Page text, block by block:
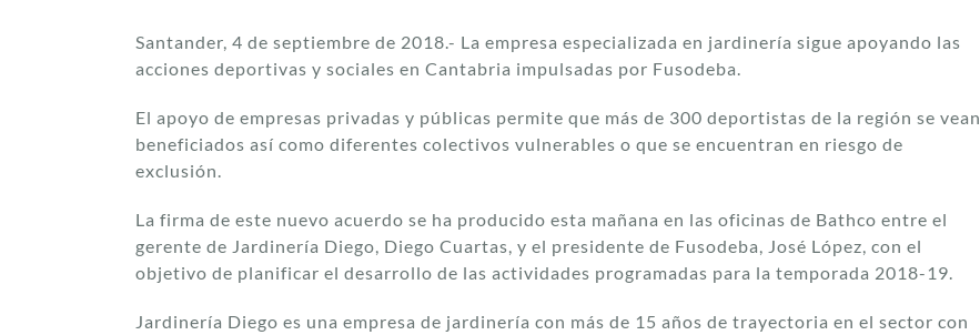
Santander, 4 de septiembre de 2018.- La empresa especializada en jardinería sigue apoyando las
acciones deportivas y sociales en Cantabria impulsadas por Fusodeba.
El apoyo de empresas privadas y públicas permite que más de 300 deportistas de la región se vean
beneficiados así como diferentes colectivos vulnerables o que se encuentran en riesgo de
exclusión.
La firma de este nuevo acuerdo se ha producido esta mañana en las oficinas de Bathco entre el
gerente de Jardinería Diego, Diego Cuartas, y el presidente de Fusodeba, José López, con el
objetivo de planificar el desarrollo de las actividades programadas para la temporada 2018-19.
Jardinería Diego es una empresa de jardinería con más de 15 años de trayectoria en el sector con